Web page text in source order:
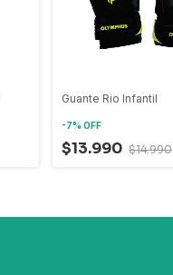
Guante Rio Infantil
-7%OFF
$13.990 $14.990